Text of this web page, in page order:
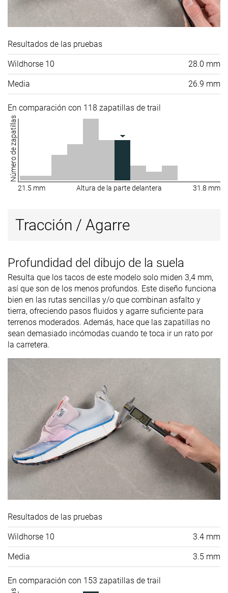
Resultados de las pruebas
Wildhorse 10 28.0 mm
Media 26.9 mm
En comparación con 118 zapatillas de trail
Número de zapatillas
21.5 mm Altura de la parte delantera 31.8 mm
Tracción / Agarre
Profundidad del dibujo de la suela
Resulta que los tacos de este modelo solo miden 3,4 mm,
así que son de los menos profundos. Este diseño funciona
bien en las rutas sencillas y/o que combinan asfalto y
tierra, ofreciendo pasos fluidos y agarre suficiente para
terrenos moderados. Además, hace que las zapatillas no
sean demasiado incómodas cuando te toca ir un rato por
la carretera.
Resultados de las pruebas
Wildhorse 10 3.4 mm
Media 3.5 mm
En comparación con 153 zapatillas de trail